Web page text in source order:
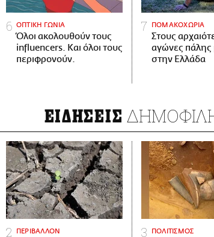
ΟΠΤΙΚΗ ΓΩΝΙΑ
Όλοι ακολουθούν τους
influencers. Και όλοι τους
περιφρονούν.
ΠΟΜΑΚΟΧΩΡΙΑ
Στους
αγώνες πάλης
στην Ελλάδα
ΕΙΔΗΣΕΙΣ
ΠΕΡΙΒΑΛΛΟΝ ΠΟΛΙΤΙΣΜΟΣ